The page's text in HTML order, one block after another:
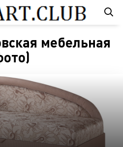
мебельная